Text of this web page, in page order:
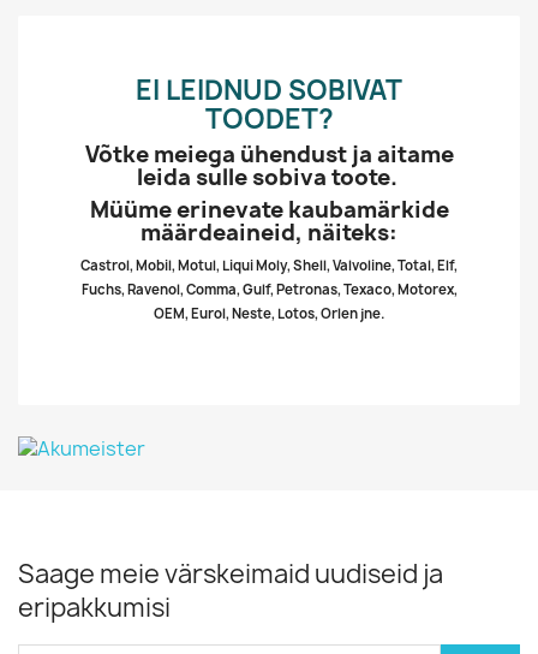
EI LEIDNUD SOBIVAT
TOODET?
Võtke meiega ühendust ja aitame
leida sulle sobiva toote.
Müüme erinevate kaubamärkide
määrdeaineid, näiteks:
Castrol, Mobil, Motul, Liqui Moly, Shell, Valvoline, Total, Elf,
Fuchs, Ravenol, Comma, Gulf, Petronas, Texaco, Motorex,
OEM, Eurol, Neste, Lotos, Orlen jne.
Saage meie värskeimaid uudiseid ja
eripakkumisi